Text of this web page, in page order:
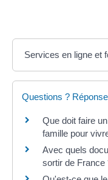
Services en ligne et
Questions ?
Que doit faire
famille pour
Avec quels
sortir de France